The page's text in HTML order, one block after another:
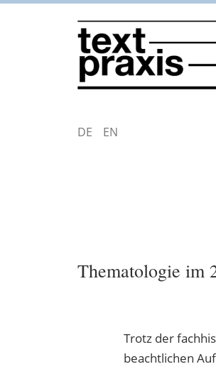
DEUTSCHENGLISH
Thematologie im
Trotz der
beachtlichen